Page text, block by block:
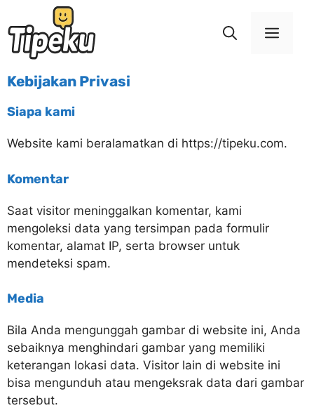
Kebijakan Privasi
Siapa kami
Website kami beralamatkan di https://tipeku.com.
Komentar
Saat visitor meninggalkan komentar, kami
mengoleksi data yang tersimpan pada formulir
komentar, alamat IP, serta browser untuk
mendeteksi spam.
Media
Bila Anda mengunggah gambar di website ini, Anda
sebaiknya menghindari gambar yang memiliki
keterangan lokasi data. Visitor lain di website ini
bisa mengunduh atau mengeksrak data dari gambar
tersebut.